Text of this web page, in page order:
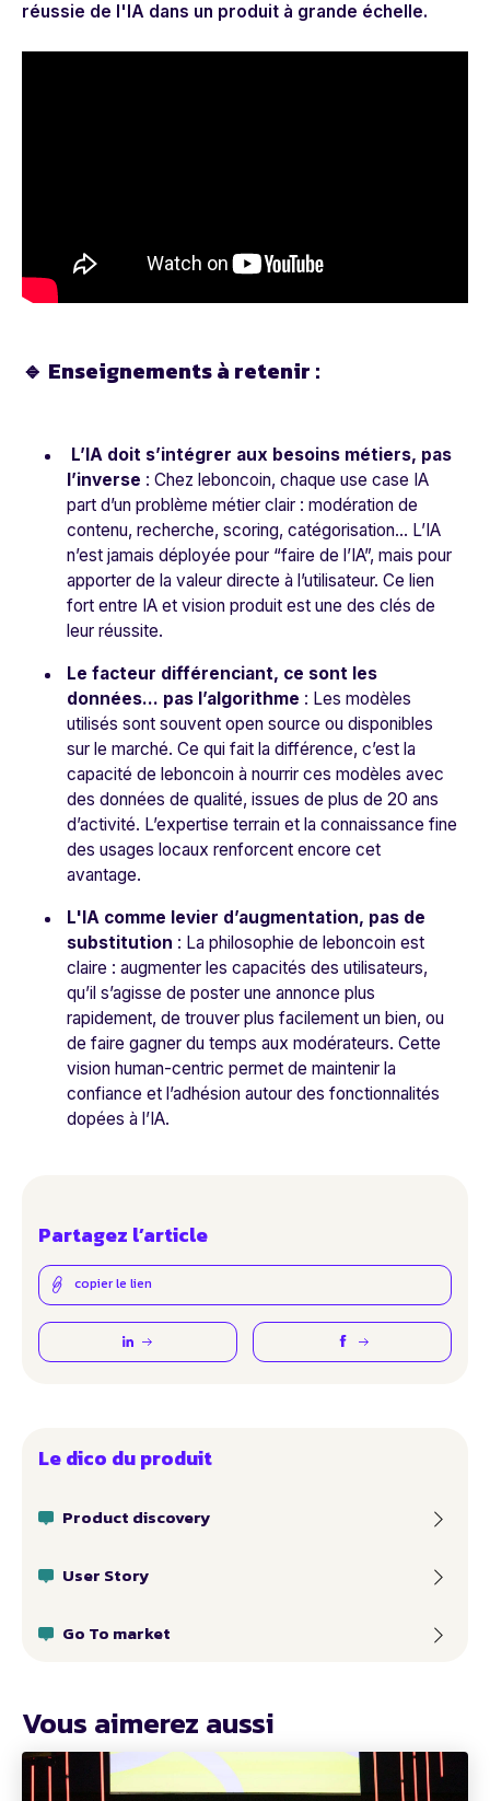
réussie de l'IA dans un produit à grande échelle.
🔹 Enseignements à retenir :
L’IA doit s’intégrer aux besoins métiers, pas
l’inverse : Chez leboncoin, chaque use case IA
part d’un problème métier clair : modération de
contenu, recherche, scoring, catégorisation… L’IA
n’est jamais déployée pour “faire de l’IA”, mais pour
apporter de la valeur directe à l’utilisateur. Ce lien
fort entre IA et vision produit est une des clés de
leur réussite.
Le facteur différenciant, ce sont les
données… pas l’algorithme : Les modèles
utilisés sont souvent open source ou disponibles
sur le marché. Ce qui fait la différence, c’est la
capacité de leboncoin à nourrir ces modèles avec
des données de qualité, issues de plus de 20 ans
d’activité. L’expertise terrain et la connaissance fine
des usages locaux renforcent encore cet
avantage.
L'IA comme levier d’augmentation, pas de
substitution : La philosophie de leboncoin est
claire : augmenter les capacités des utilisateurs,
qu’il s’agisse de poster une annonce plus
rapidement, de trouver plus facilement un bien, ou
de faire gagner du temps aux modérateurs. Cette
vision human-centric permet de maintenir la
confiance et l’adhésion autour des fonctionnalités
dopées à l’IA.
Partagez l’article
copier le lien
Le dico du produit
Product discovery
User Story
Go To market
Vous aimerez aussi